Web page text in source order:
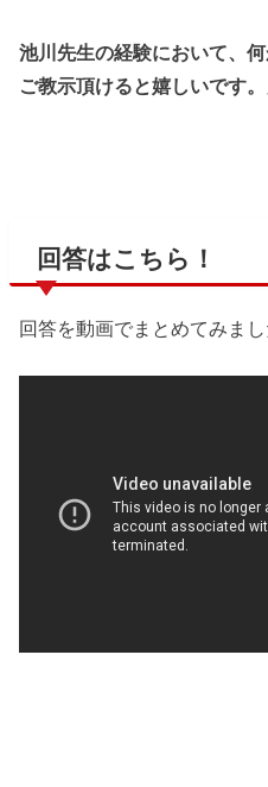
池川先生の経験において、
ご教示頂けると嬉しいです。
回答はこちら！
回答を動画でまとめてみま